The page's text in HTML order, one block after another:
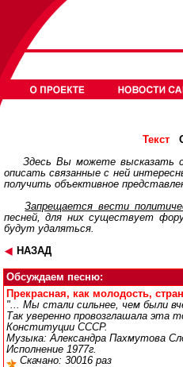
Текст
Здесь Вы можете высказать
описать связанные с ней
получить объективное
Запрещается вести
песней, для них существует
будут удаляться.
НАЗАД
Обсуждаем песню:
Прекрасная, как молодость,
"... Мы стали сильнее, чем были
Так уверенно провозглашала эта
Конституции СССР.
Музыка: Александра Пахмутова
Исполнение 1977г.
Скачано: 30016 раз